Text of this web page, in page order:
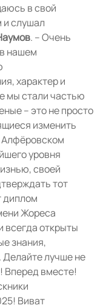
в свой
и слушал
. – Очень
нашем
характер и
мы стали частью
– это не просто
изменить
Алфёровском
уровня
своей
тот
диплом
Жореса
открыты
знания,
Делайте лучше не
Вперед вместе!
Виват